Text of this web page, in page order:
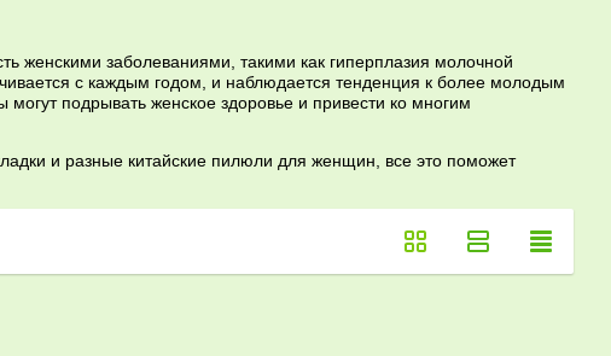
женскими заболеваниями, такими как гиперплазия молочной
с каждым годом, и наблюдается тенденция к более молодым
подрывать женское здоровье и привести ко многим
и разные китайские пилюли для женщин, все это поможет